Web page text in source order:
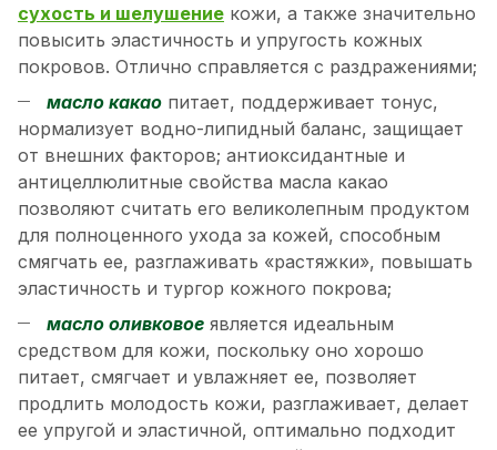
сухость и шелушение кожи, а также значительно
повысить эластичность и упругость кожных
покровов. Отлично справляется с раздражениями;
масло какао питает, поддерживает тонус,
нормализует водно-липидный баланс, защищает
от внешних факторов; антиоксидантные и
антицеллюлитные свойства масла какао
позволяют считать его великолепным продуктом
для полноценного ухода за кожей, способным
смягчать ее, разглаживать «растяжки», повышать
эластичность и тургор кожного покрова;
масло оливковое является идеальным
средством для кожи, поскольку оно хорошо
питает, смягчает и увлажняет ее, позволяет
продлить молодость кожи, разглаживает, делает
ее упругой и эластичной, оптимально подходит